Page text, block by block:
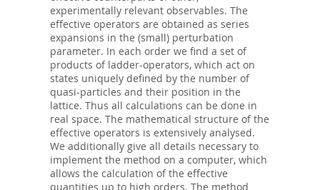
experimentally relevant observables. The
effective operators are obtained as series
expansions in the (small) perturbation
parameter. In each order we find a set of
products of ladder-operators, which act on
states uniquely defined by the number of
quasi-particles and their position in the
lattice. Thus all calculations can be done in
real space. The mathematical structure of the
effective operators is extensively analysed.
We additionally give all details necessary to
implement the method on a computer, which
allows the calculation of the effective
quantities up to high orders. The method